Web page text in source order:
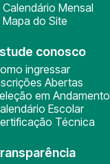
Calendário Mensal
Mapa do Site
conosco
ingressar
Abertas
em Andamento
Escolar
Técnica